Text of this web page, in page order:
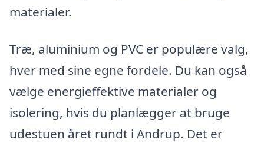
materialer.
Træ, aluminium og PVC er populære valg,
hver med sine egne fordele. Du kan også
vælge energieffektive materialer og
isolering, hvis du planlægger at bruge
udestuen året rundt i Andrup. Det er